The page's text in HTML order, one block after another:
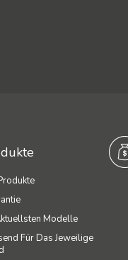
Modelle
Für Das Jeweilige